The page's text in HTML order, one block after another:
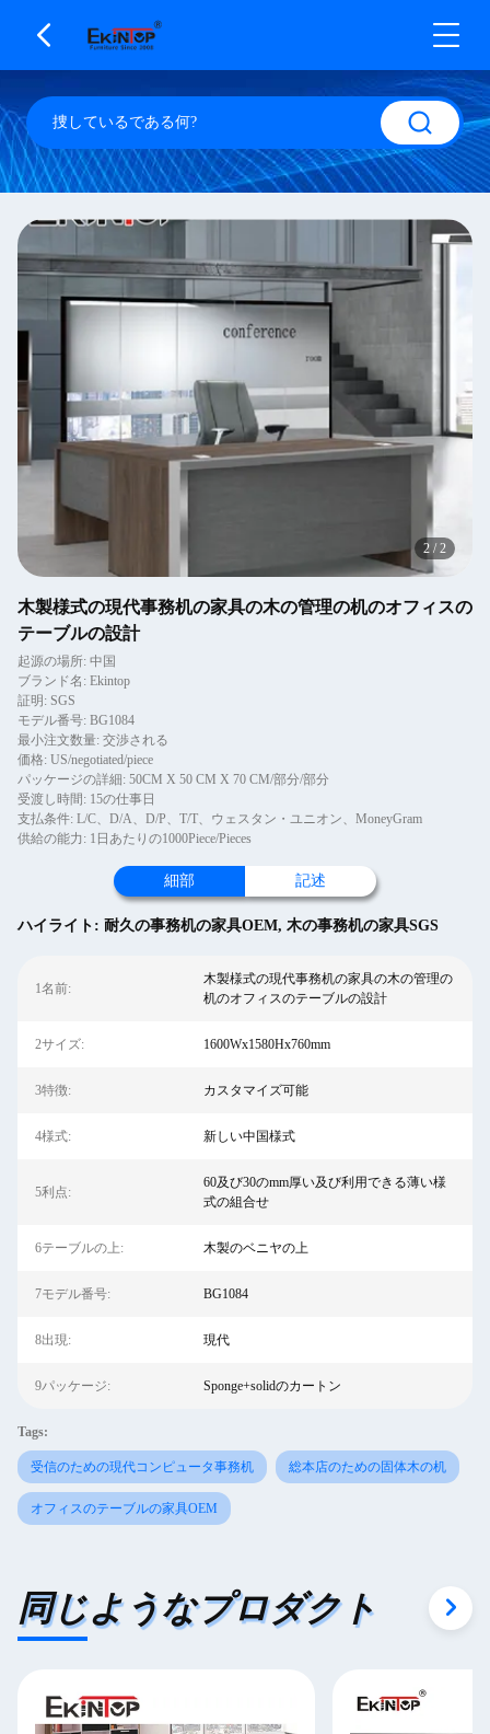
2 /2
木製様式の現代事務机の家具の木の管理の机のオフィスの
テーブルの設計
起源の場所: 中国
ブランド名: Ekintop
証明: SGS
モデル番号: BG1084
最小注文数量: 交渉される
価格: US/negotiated/piece
パッケージの詳細: 50CM X 50 CM X 70 CM/部分/部分
受渡し時間: 15の仕事日
支払条件: L/C、D/A、D/P、T/T、ウェスタン・ユニオン、MoneyGram
供給の能力: 1日あたりの1000Piece/Pieces
細部 記述
ハイライト: 耐久の事務机の家具OEM, 木の事務机の家具SGS
1名前:
木製様式の現代事務机の家具の木の管理の
机のオフィスのテーブルの設計
2サイズ: 1600Wx1580Hx760mm
3特徴: カスタマイズ可能
4様式: 新しい中国様式
5利点:
60及び30のmm厚い及び利用できる薄い様
式の組合せ
6テーブルの上: 木製のベニヤの上
7モデル番号: BG1084
8出現: 現代
9パッケージ: Sponge+solidのカートン
Tags:
受信のための現代コンピュータ事務机 総本店のための固体木の机
オフィスのテーブルの家具OEM
同じようなプロダクト